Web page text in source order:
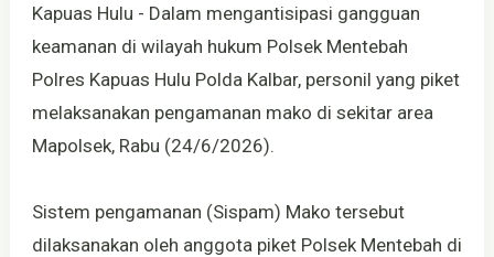
Kapuas Hulu - Dalam mengantisipasi gangguan
keamanan di wilayah hukum Polsek Mentebah
Polres Kapuas Hulu Polda Kalbar, personil yang piket
melaksanakan pengamanan mako di sekitar area
Mapolsek, Rabu (24/6/2026).
Sistem pengamanan (Sispam) Mako tersebut
dilaksanakan oleh anggota piket Polsek Mentebah di